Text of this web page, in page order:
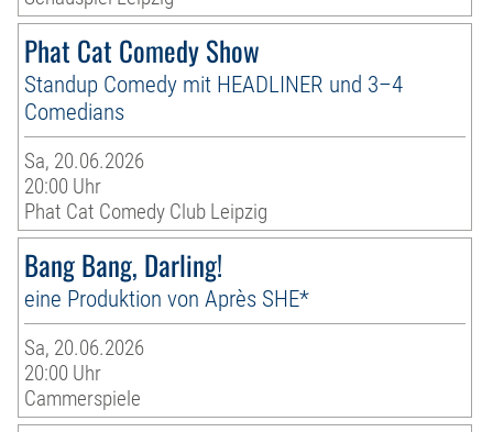
Phat Cat Comedy Show
Standup Comedy mit HEADLINER und 3–4
Comedians
Sa, 20.06.2026
20:00 Uhr
Phat Cat Comedy Club Leipzig
Bang Bang, Darling!
eine Produktion von Après SHE*
Sa, 20.06.2026
20:00 Uhr
Cammerspiele